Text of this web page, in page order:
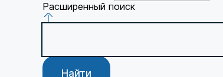
Расширенный поиск
Найти